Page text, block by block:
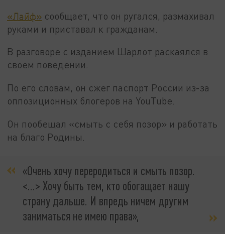
«Лайф» сообщает, что он ругался, размахивал
руками и приставал к гражданам.
В разговоре с изданием Шарлот раскаялся в
своем поведении.
По его словам, он сжег паспорт России из-за
оппозиционных блогеров на YouTube.
Он пообещал «смыть с себя позор» и работать
на благо Родины.
«Очень хочу переродиться и смыть позор.
<...> Хочу быть тем, кто обогащает нашу
страну дальше. И впредь ничем другим
заниматься не имею права»,